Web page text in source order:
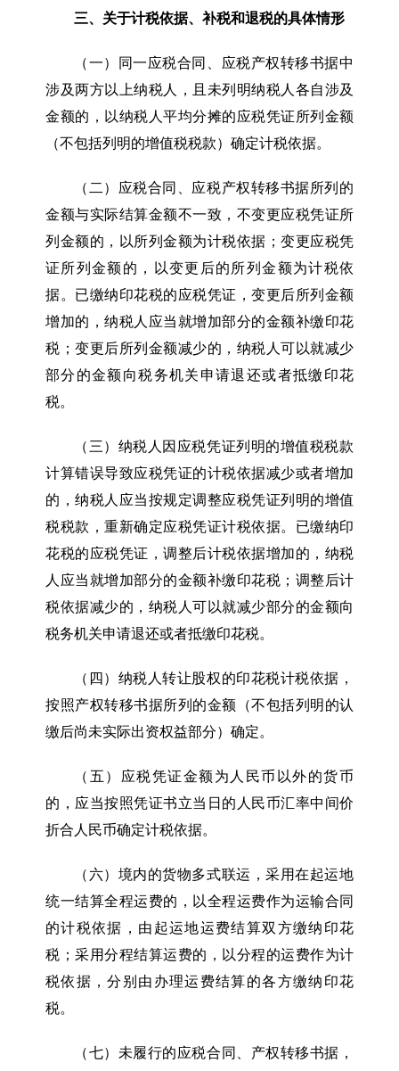
三、关于计税依据、补税和退税的具体情形
（一）同一应税合同、应税产权转移书据中
涉及两方以上纳税人，且未列明纳税人各自涉及
金额的，以纳税人平均分摊的应税凭证所列金额
（不包括列明的增值税税款）确定计税依据。
（二）应税合同、应税产权转移书据所列的
金额与实际结算金额不一致，不变更应税凭证所
列金额的，以所列金额为计税依据；变更应税凭
证所列金额的，以变更后的所列金额为计税依
据。已缴纳印花税的应税凭证，变更后所列金额
增加的，纳税人应当就增加部分的金额补缴印花
税；变更后所列金额减少的，纳税人可以就减少
部分的金额向税务机关申请退还或者抵缴印花
税。
（三）纳税人因应税凭证列明的增值税税款
计算错误导致应税凭证的计税依据减少或者增加
的，纳税人应当按规定调整应税凭证列明的增值
税税款，重新确定应税凭证计税依据。已缴纳印
花税的应税凭证，调整后计税依据增加的，纳税
人应当就增加部分的金额补缴印花税；调整后计
税依据减少的，纳税人可以就减少部分的金额向
税务机关申请退还或者抵缴印花税。
（四）纳税人转让股权的印花税计税依据，
按照产权转移书据所列的金额（不包括列明的认
缴后尚未实际出资权益部分）确定。
（五）应税凭证金额为人民币以外的货币
的，应当按照凭证书立当日的人民币汇率中间价
折合人民币确定计税依据。
（六）境内的货物多式联运，采用在起运地
统一结算全程运费的，以全程运费作为运输合同
的计税依据，由起运地运费结算双方缴纳印花
税；采用分程结算运费的，以分程的运费作为计
税依据，分别由办理运费结算的各方缴纳印花
税。
（七）未履行的应税合同、产权转移书据，